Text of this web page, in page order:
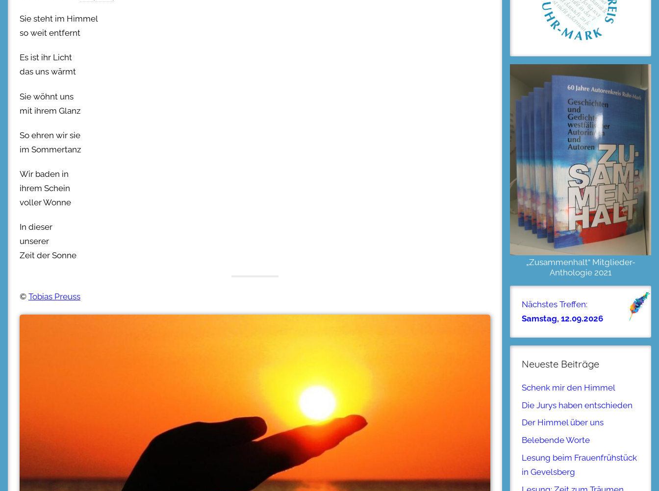
Sie steht im Himmel
so weit entfernt
Es ist ihr Licht
das uns wärmt
Sie wöhnt uns
mit ihrem Glanz
So ehren wir sie
im Sommertanz
Wir baden in
ihrem Schein
voller Wonne
In dieser
unserer
Zeit der Sonne
© Tobias Preuss
„Zusammenhalt“ Mitglieder-
Anthologie 2021
Nächstes Treffen:
Samstag, 12.09.2026
Neueste Beiträge
Schenk mir den Himmel
Die Jurys haben entschieden
Der Himmel über uns
Belebende Worte
Lesung beim Frauenfrühstück
in Gevelsberg